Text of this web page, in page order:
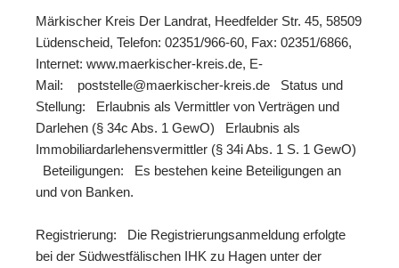
Märkischer Kreis Der Landrat, Heedfelder Str. 45, 58509
Lüdenscheid, Telefon: 02351/966-60, Fax: 02351/6866,
Internet: www.maerkischer-kreis.de, E-
Mail: poststelle@maerkischer-kreis.de Status und
Stellung: Erlaubnis als Vermittler von Verträgen und
Darlehen (§ 34c Abs. 1 GewO) Erlaubnis als
Immobiliardarlehensvermittler (§ 34i Abs. 1 S. 1 GewO)
Beteiligungen: Es bestehen keine Beteiligungen an
und von Banken.
Registrierung: Die Registrierungsanmeldung erfolgte
bei der Südwestfälischen IHK zu Hagen unter der